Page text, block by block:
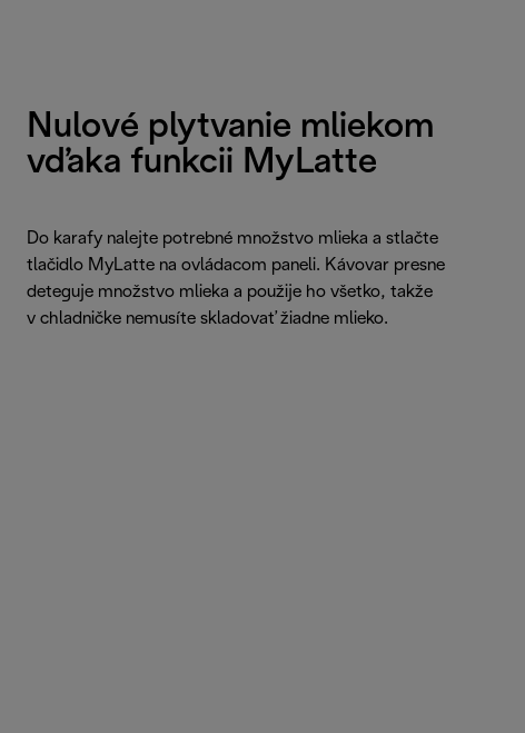
Nulové plytvanie mliekom
vďaka funkcii MyLatte
Do karafy nalejte potrebné množstvo mlieka a stlačte
tlačidlo MyLatte na ovládacom paneli. Kávovar presne
deteguje množstvo mlieka a použije ho všetko, takže
v chladničke nemusíte skladovať žiadne mlieko.